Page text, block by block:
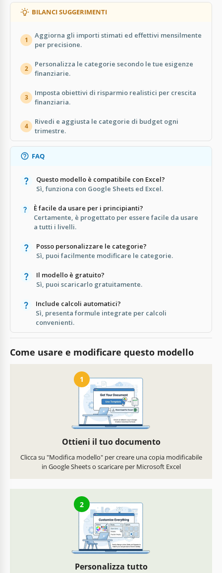
BILANCI SUGGERIMENTI
1
Aggiorna gli importi stimati ed effettivi mensilmente
per precisione.
2
Personalizza le categorie secondo le tue esigenze
finanziarie.
3
Imposta obiettivi di risparmio realistici per crescita
finanziaria.
4
Rivedi e aggiusta le categorie di budget ogni
trimestre.
FAQ
Questo modello è compatibile con Excel?
Sì, funziona con Google Sheets ed Excel.
È facile da usare per i principianti?
Certamente, è progettato per essere facile da usare
a tutti i livelli.
Posso personalizzare le categorie?
Sì, puoi facilmente modificare le categorie.
Il modello è gratuito?
Sì, puoi scaricarlo gratuitamente.
Include calcoli automatici?
Sì, presenta formule integrate per calcoli
convenienti.
Come usare e modificare questo modello
1
Ottieni il tuo documento
Clicca su "Modifica modello" per creare una copia modificabile
in Google Sheets o scaricare per Microsoft Excel
2
Personalizza tutto